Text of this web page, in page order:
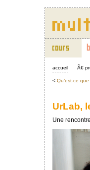
accueil Ã€
< Qu’est-ce
UrLab,
Une